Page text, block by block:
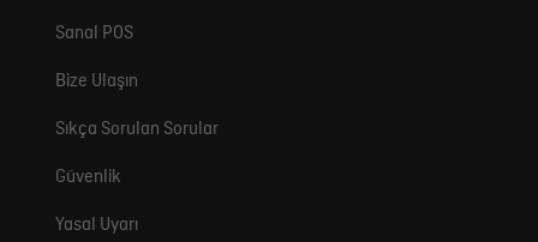
Sanal POS
Bize Ulaşın
Sıkça Sorulan Sorular
Güvenlik
Yasal Uyarı